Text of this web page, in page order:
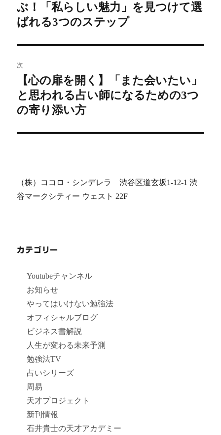
ナ
ビ
ー
シ
ョ
ン
の
投
ぶ！「私らしい魅力」を見つけて選
ばれる3つのステップ
次
の
投
【心の扉を開く】「また会いたい」
と思われる占い師になるための3つ
の寄り添い方
（株）ココロ・シンデレラ 渋谷区道玄坂1-12-1 渋
谷マークシティー ウェスト 22F
カテゴリー
Youtubeチャンネル
お知らせ
やってはいけない勉強法
オフィシャルブログ
ビジネス書解説
人生が変わる未来予測
勉強法TV
占いシリーズ
周易
天才プロジェクト
新刊情報
石井貴士の天才アカデミー